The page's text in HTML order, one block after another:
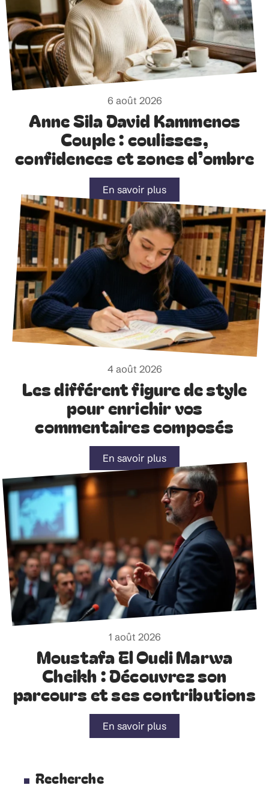
6 août 2026
Anne Sila David Kammenos
Couple : coulisses,
confidences et zones d’ombre
En savoir plus
4 août 2026
Les différent figure de style
pour enrichir vos
commentaires composés
En savoir plus
1 août 2026
Moustafa El Oudi Marwa
Cheikh : Découvrez son
parcours et ses contributions
En savoir plus
Recherche